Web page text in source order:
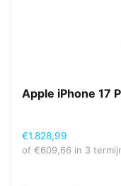
Apple iPhone 17
€1.828,99
of €609,66 in 3